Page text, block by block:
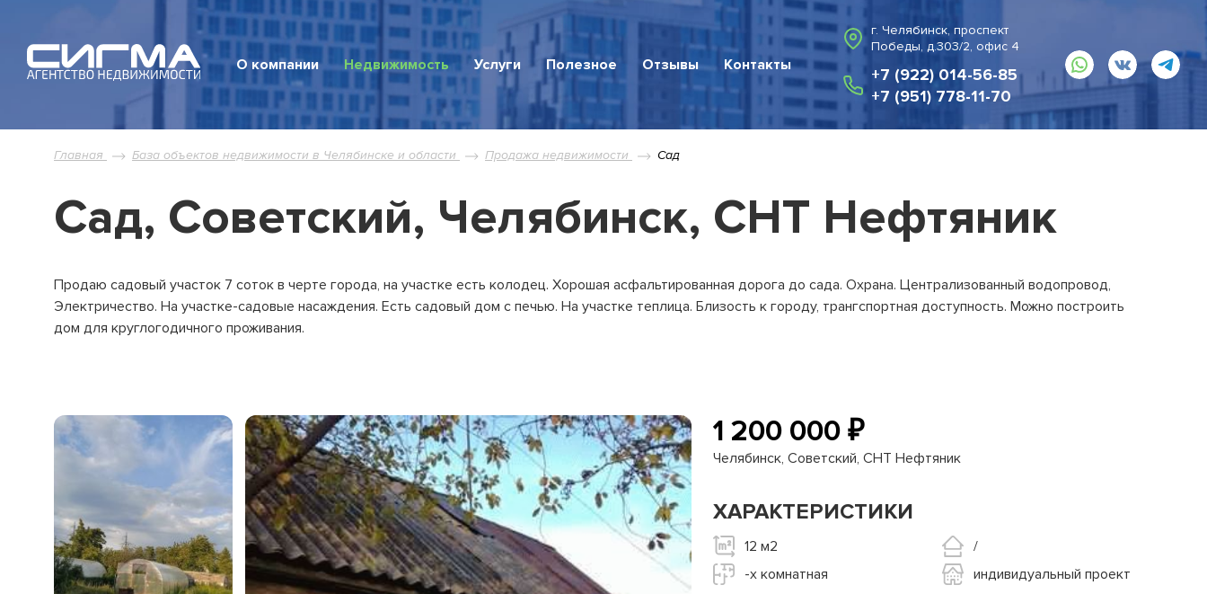
О компании Недвижимость
Новая квартира
Дома
Земельные участки
Гараж
Вторичное жилье
Коммерческая недвижимость
Услуги Полезное Отзывы Контакты
г. Челябинск, проспект
Победы, д.303/2, офис 4
+7 (922) 014-56-85
+7 (951) 778-11-70
Главная База объектов недвижимости в Челябинске и области Продажа недвижимости Сад
Сад, Советский, Челябинск, СНТ Нефтяник
Продаю садовый участок 7 соток в черте города, на участке есть колодец. Хорошая асфальтированная дорога до сада. Охрана. Централизованный водопровод,
Электричество. На участке-садовые насаждения. Есть садовый дом с печью. На участке теплица. Близость к городу, трангспортная доступность. Можно построить
дом для круглогодичного проживания.
1 200 000 ₽
Челябинск, Советский, СНТ Нефтяник
ХАРАКТЕРИСТИКИ
12 м2
/
-х комнатная
индивидуальный проект